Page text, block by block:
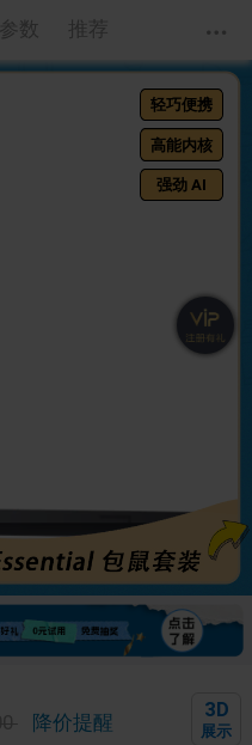
参数 推荐
4 /4
轻巧便携
高能内核
强劲 AI
降价提醒
3D
展示